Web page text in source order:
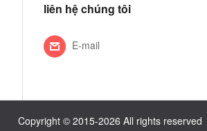
liên hệ chúng tôi
E-mail
Copyright © 2015-2026 All rights reserved